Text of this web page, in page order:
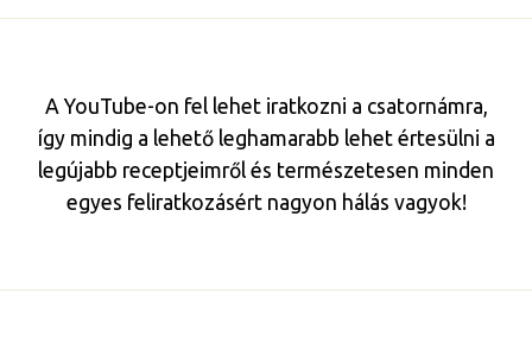
A YouTube-on fel lehet iratkozni a csatornámra,
így mindig a lehető leghamarabb lehet értesülni a
legújabb receptjeimről és természetesen minden
egyes feliratkozásért nagyon hálás vagyok!